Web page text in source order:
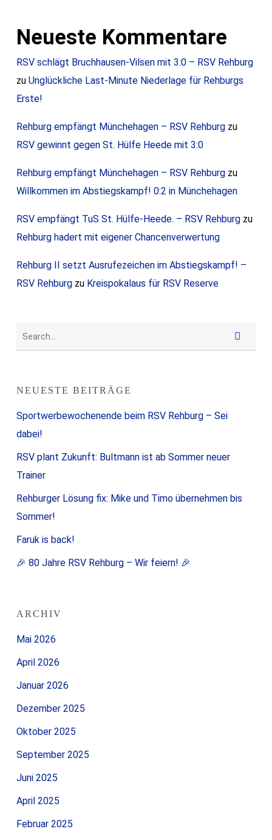
Neueste Kommentare
RSV schlägt Bruchhausen-Vilsen mit 3:0 – RSV Rehburg
zu Unglückliche Last-Minute Niederlage für Rehburgs
Erste!
Rehburg empfängt Münchehagen – RSV Rehburgzu
RSV gewinnt gegen St. Hülfe Heede mit 3:0
Rehburg empfängt Münchehagen – RSV Rehburgzu
Willkommen im Abstiegskampf! 0:2 in Münchehagen
RSV empfängt TuS St. Hülfe-Heede. – RSV Rehburgzu
Rehburg hadert mit eigener Chancenverwertung
Rehburg II setzt Ausrufezeichen im Abstiegskampf! –
RSV Rehburgzu Kreispokalaus für RSV Reserve
NEUESTE BEITRÄGE
Sportwerbewochenende beim RSV Rehburg – Sei
dabei!
RSV plant Zukunft: Bultmann ist ab Sommer neuer
Trainer
Rehburger Lösung fix: Mike und Timo übernehmen bis
Sommer!
Faruk is back!
🎉 80 Jahre RSV Rehburg – Wir feiern! 🎉
ARCHIV
Mai 2026
April 2026
Januar 2026
Dezember 2025
Oktober 2025
September 2025
Juni 2025
April 2025
Februar 2025